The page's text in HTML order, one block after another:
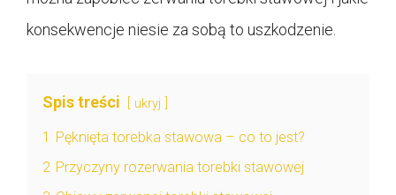
konsekwencje niesie za sobą to uszkodzenie.
Spis treści ukryj
1 Pęknięta torebka stawowa – co to jest?
2 Przyczyny rozerwania torebki stawowej